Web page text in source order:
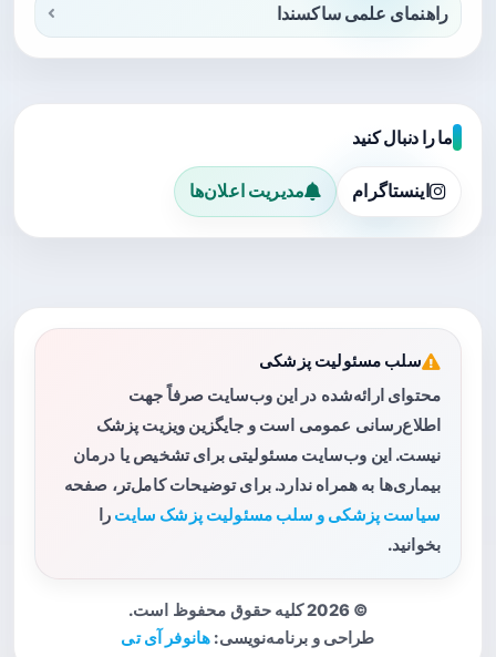
راهنمای علمی ساکسندا
ما را دنبال کنید
اینستاگرام مدیریت اعلان‌ها
سلب مسئولیت پزشکی
محتوای ارائه‌شده در این وب‌سایت صرفاً جهت
اطلاع‌رسانی عمومی است و جایگزین ویزیت پزشک
نیست. این وب‌سایت مسئولیتی برای تشخیص یا درمان
بیماری‌ها به همراه ندارد. برای توضیحات کامل‌تر، صفحه
سیاست پزشکی و سلب مسئولیت پزشک سایت را
بخوانید.
© 2026 کلیه حقوق محفوظ است.
طراحی و برنامه‌نویسی: هانوفر آی تی